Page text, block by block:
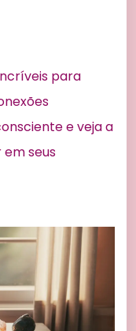
para
e veja a
seus